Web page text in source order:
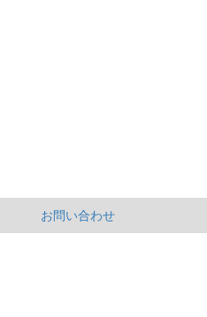
お問い合わせ